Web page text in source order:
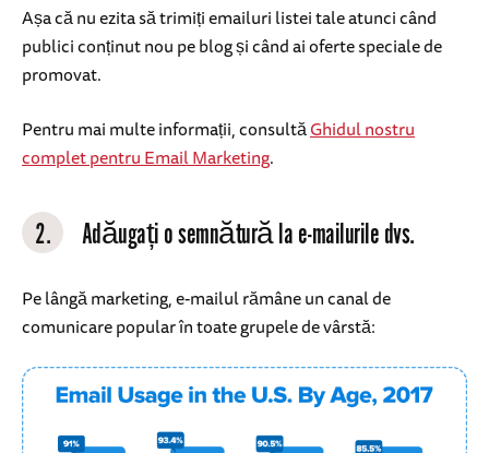
Așa că nu ezita să trimiți emailuri listei tale atunci când
publici conținut nou pe blog și când ai oferte speciale de
promovat.
Pentru mai multe informații, consultăGhidul nostru
complet pentru Email Marketing.
2. Adăugați o semnătură la e-mailurile dvs.
Pe lângă marketing, e-mailul rămâne un canal de
comunicare popular în toate grupele de vârstă: